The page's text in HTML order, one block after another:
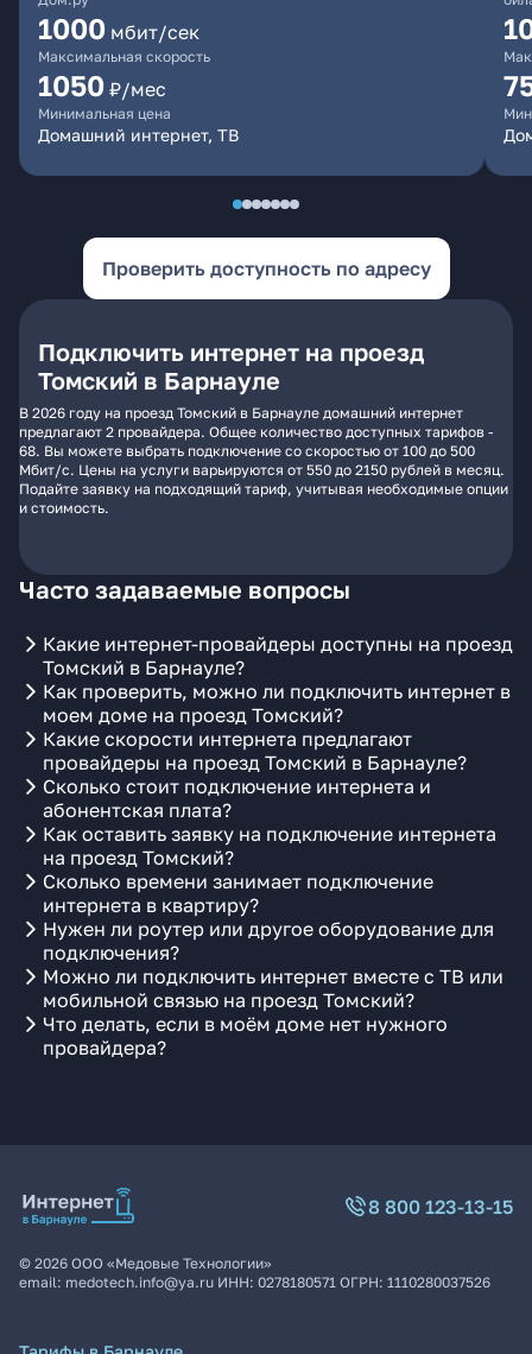
1000 мбит/сек
Максимальная скорость
1050 ₽/мес
Минимальная цена
Домашний интернет, ТВ
Проверить доступность по адресу
Подключить интернет на проезд
Томский в Барнауле
В 2026 году на проезд Томский в Барнауле домашний интернет
предлагают 2 провайдера. Общее количество доступных тарифов -
68. Вы можете выбрать подключение со скоростью от 100 до 500
Мбит/с. Цены на услуги варьируются от 550 до 2150 рублей в месяц.
Подайте заявку на подходящий тариф, учитывая необходимые опции
и стоимость.
Часто задаваемые вопросы
Какие интернет-провайдеры доступны на проезд
Томский в Барнауле?
Как проверить, можно ли подключить интернет в
моем доме на проезд Томский?
Какие скорости интернета предлагают
провайдеры на проезд Томский в Барнауле?
Сколько стоит подключение интернета и
абонентская плата?
Как оставить заявку на подключение интернета
на проезд Томский?
Сколько времени занимает подключение
интернета в квартиру?
Нужен ли роутер или другое оборудование для
подключения?
Можно ли подключить интернет вместе с ТВ или
мобильной связью на проезд Томский?
Что делать, если в моём доме нет нужного
провайдера?
8 800 123-13-15
© 2026 ООО «Медовые Технологии»
email: medotech.info@ya.ru ИНН: 0278180571 ОГРН: 1110280037526